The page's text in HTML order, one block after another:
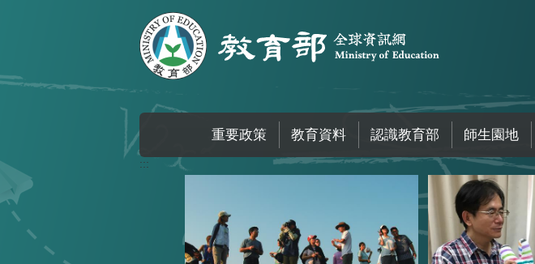
重要政策 教育資料 認識教育部 師生園地
:::